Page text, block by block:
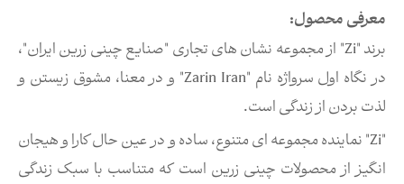
معرفی محصول:
برند "Zi" از مجموعه نشان های تجاری "صنایع چینی زرین ایران"،
در نگاه اول سرواژه نام "Zarin Iran" و در معنا، مشوق زیستن و
لذت بردن از زندگی است.
"Zi" نماینده مجموعه ای متنوع، ساده و در عین حال کارا و هیجان
انگیز از محصولات چینی زرین است که متناسب با سبک زندگی